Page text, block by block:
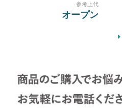
参考上代
オープン